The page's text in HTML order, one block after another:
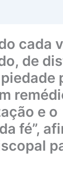
cada
de
e o
fé”,